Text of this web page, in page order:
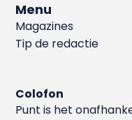
Menu
Magazines
Tip de redactie
Colofon
Punt is het